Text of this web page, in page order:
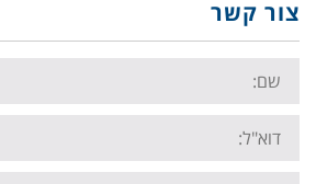
צור קשר
Name:
Email: